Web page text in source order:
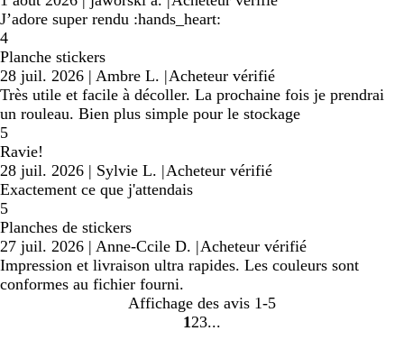
J’adore super rendu :hands_heart:
4
Planche stickers
28 juil. 2026 | Ambre L. |Acheteur vérifié
Très utile et facile à décoller. La prochaine fois je prendrai
un rouleau. Bien plus simple pour le stockage
5
Ravie!
28 juil. 2026 | Sylvie L. |Acheteur vérifié
Exactement ce que j'attendais
5
Planches de stickers
27 juil. 2026 | Anne-Ccile D. |Acheteur vérifié
Impression et livraison ultra rapides. Les couleurs sont
conformes au fichier fourni.
Affichage des avis 1-5
Accéder
1 Accéder
2 Accéder
3